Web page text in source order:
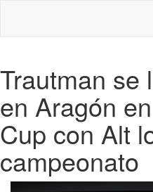
Trautman se
en Aragón
Cup con Alt
campeonato